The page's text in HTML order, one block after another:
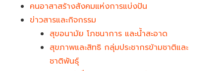
คนอาสาสร้างสังคมแห่งการแบ่งปัน
ข่าวสารและกิจกรรม
สุขอนามัย โภชนาการ และน้ำสะอาด
สุขภาพและสิทธิ กลุ่มประชากรข้ามชาติและ
ชาติพันธุ์